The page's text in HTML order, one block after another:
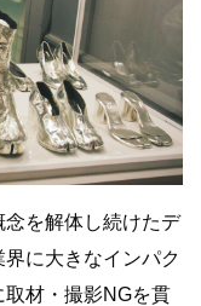
を解体し続けたデ
に大きなインパク
取材・撮影NGを貫